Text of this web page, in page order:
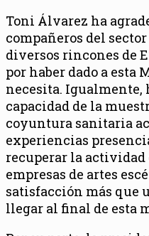
Toni Álvarez ha
compañeros del
diversos rincones de
por haber dado a esta
necesita. Igualmente,
capacidad de la
coyuntura sanitaria
experiencias
recuperar la actividad
empresas de artes
satisfacción más que
llegar al final de esta